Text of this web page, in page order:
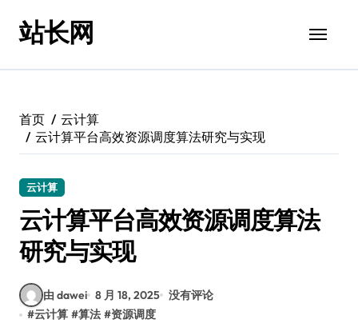
站长网
首页
云计算
云计算平台高效资源调度算法研究与实现
云计算
云计算平台高效资源调度算法
研究与实现
由 dawei 8 月 18, 2025 没有评论
#云计算 #算法 #资源调度